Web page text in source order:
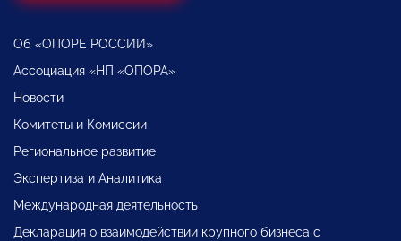
Об «ОПОРЕ РОССИИ»
Ассоциация «НП «ОПОРА»
Новости
Комитеты и Комиссии
Региональное развитие
Экспертиза и Аналитика
Международная деятельность
Декларация о взаимодействии крупного бизнеса с